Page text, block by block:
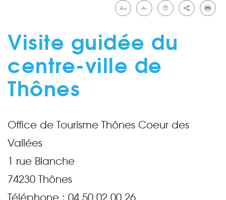
A+ A-
Visite guidée du
centre-ville de
Thônes
Office de Tourisme Thônes Coeur des
Vallées
1 rue Blanche
74230 Thônes
Téléphone : 04 50 02 00 26